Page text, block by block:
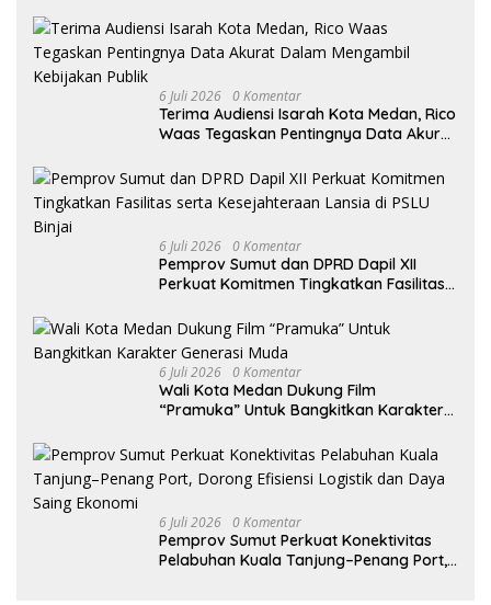
6 Juli 2026 0 Komentar
Terima Audiensi Isarah Kota Medan, Rico
Waas Tegaskan Pentingnya Data Akurat
6 Juli 2026 0 Komentar
Pemprov Sumut dan DPRD Dapil XII
Perkuat Komitmen Tingkatkan Fasilitas
Binjai
6 Juli 2026 0 Komentar
Wali Kota Medan Dukung Film
“Pramuka” Untuk Bangkitkan Karakter
6 Juli 2026 0 Komentar
Pemprov Sumut Perkuat Konektivitas
Pelabuhan Kuala Tanjung–Penang Port,